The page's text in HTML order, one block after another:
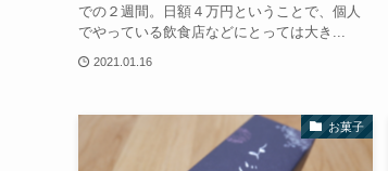
での２週間。日額４万円ということで、個人
でやっている飲食店などにとっては大き...
2021.01.16
お菓子